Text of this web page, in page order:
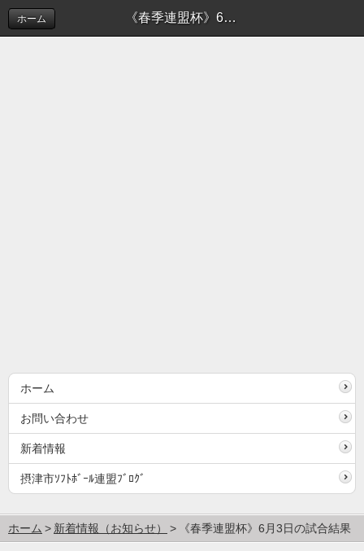
《春季連盟杯》6月3日の試合結果 | 新着情報（お知らせ）
ホーム
ホーム
お問い合わせ
新着情報
摂津市ｿﾌﾄﾎﾞｰﾙ連盟ﾌﾞﾛｸﾞ
ホーム 新着情報（お知らせ） 《春季連盟杯》6月3日の試合結果